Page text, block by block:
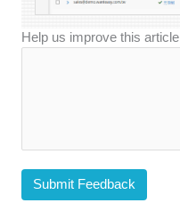
Help us improve this article
Submit Feedback